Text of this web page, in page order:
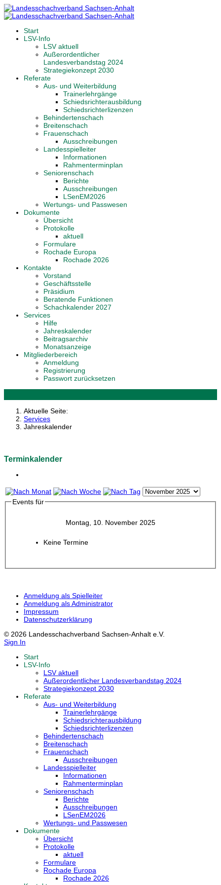
Start
LSV-Info
LSV aktuell
Außerordentlicher
Landesverbandstag 2024
Strategiekonzept 2030
Referate
Aus- und Weiterbildung
Trainerlehrgänge
Schiedsrichterausbildung
Schiedsrichterlizenzen
Behindertenschach
Breitenschach
Frauenschach
Ausschreibungen
Landesspielleiter
Informationen
Rahmenterminplan
Seniorenschach
Berichte
Ausschreibungen
LSenEM2026
Wertungs- und Passwesen
Dokumente
Übersicht
Protokolle
aktuell
Formulare
Rochade Europa
Rochade 2026
Kontakte
Vorstand
Geschäftsstelle
Präsidium
Beratende Funktionen
Schachkalender 2027
Services
Hilfe
Jahreskalender
Beitragsarchiv
Monatsanzeige
Mitgliederbereich
Anmeldung
Registrierung
Passwort zurücksetzen
Aktuelle Seite:
Services
Jahreskalender
Terminkalender
Events für
Montag, 10. November 2025
Keine Termine
Anmeldung als Spielleiter
Anmeldung als Administrator
Impressum
Datenschutzerklärung
© 2026 Landesschachverband Sachsen-Anhalt e.V.
Sign In
Start
LSV-Info
LSV aktuell
Außerordentlicher Landesverbandstag 2024
Strategiekonzept 2030
Referate
Aus- und Weiterbildung
Trainerlehrgänge
Schiedsrichterausbildung
Schiedsrichterlizenzen
Behindertenschach
Breitenschach
Frauenschach
Ausschreibungen
Landesspielleiter
Informationen
Rahmenterminplan
Seniorenschach
Berichte
Ausschreibungen
LSenEM2026
Wertungs- und Passwesen
Dokumente
Übersicht
Protokolle
aktuell
Formulare
Rochade Europa
Rochade 2026